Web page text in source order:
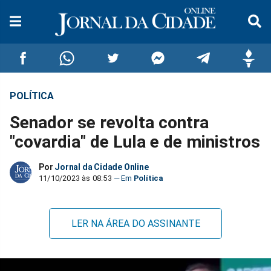
Compartilhar
no
Facebook
Compartilhar
no
Whatsapp
no
Twitter
no
Messenger
no
POLÍTICA
Senador se revolta contra
"covardia" de Lula e de ministros
Por Jornal da Cidade Online
11/10/2023 às 08:53 Política
LER NA ÁREA DO ASSINANTE